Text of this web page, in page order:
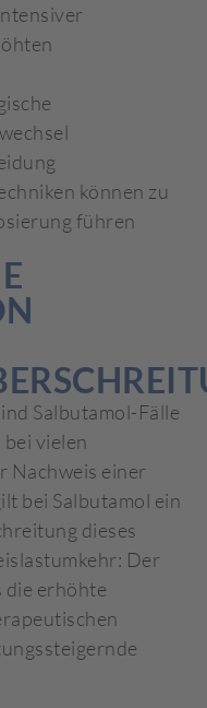
können zu
führen
Salbutamol-Fälle
vielen
Nachweis einer
bei Salbutamol ein
dieses
Der
die erhöhte